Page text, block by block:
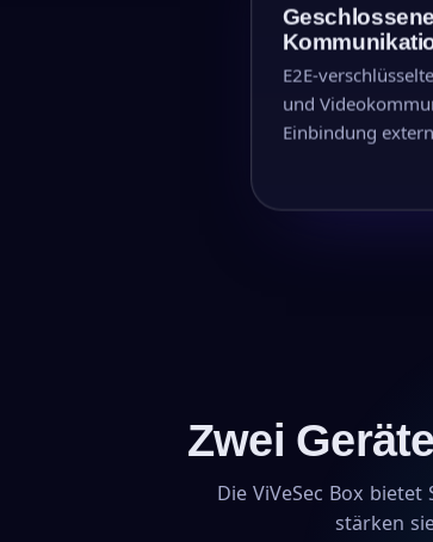
Geschlossene
E2E-
und
Einbindung
Zwei
Die ViVeSec Box
stärken